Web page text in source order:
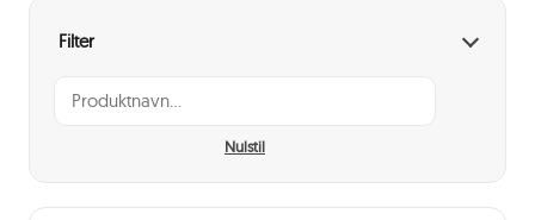
Filter
Nulstil